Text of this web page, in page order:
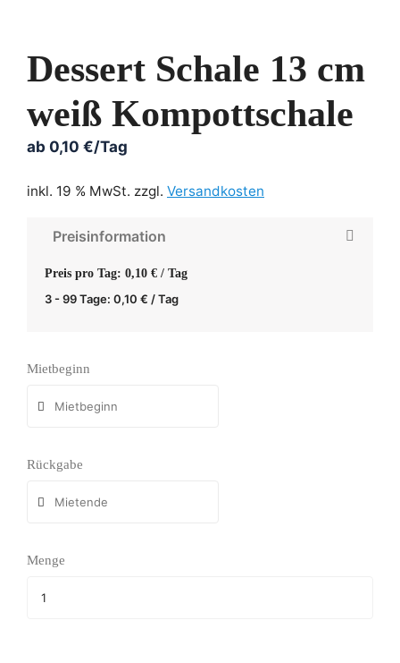
Dessert Schale 13 cm
weiß Kompottschale
ab 0,10 €/Tag
inkl. 19 % MwSt. zzgl. Versandkosten
Preisinformation
Preis pro Tag: 0,10 € / Tag
3 - 99 Tage: 0,10 € / Tag
Mietbeginn
Rückgabe
Menge